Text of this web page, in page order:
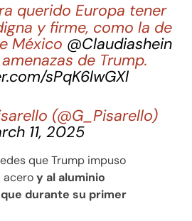
querido Europa tener
y firme, como la de
México @Claudiashein
de Trump.
sPqK6lwGXl
(@G_Pisarello)
11, 2025
que Trump impuso
aceroy al aluminio
durante su primer